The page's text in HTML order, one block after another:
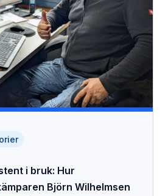
i bruk: Hur
Björn Wilhelmsen